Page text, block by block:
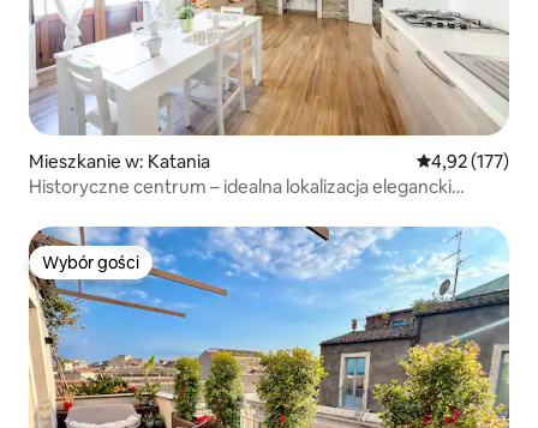
Mieszkanie w: Katania Średnia
4,92 (177)
Historyczne centrum – idealna lokalizacja elegancki
Wybór gości
Wybór gości